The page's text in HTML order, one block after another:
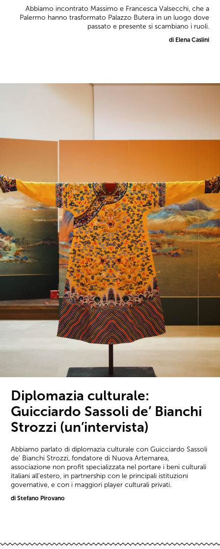
Abbiamo incontrato Massimo e Francesca Valsecchi, che a
Palermo hanno trasformato Palazzo Butera in un luogo dove
passato e presente si scambiano i ruoli.
di Elena Caslini
Diplomazia culturale:
Guicciardo Sassoli de’ Bianchi
Strozzi (un’intervista)
Abbiamo parlato di diplomazia culturale con Guicciardo Sassoli
de' Bianchi Strozzi, fondatore di Nuova Artemarea,
associazione non profit specializzata nel portare i beni culturali
italiani all'estero, in partnership con le principali istituzioni
governative, e con i maggiori player culturali privati.
di Stefano Pirovano